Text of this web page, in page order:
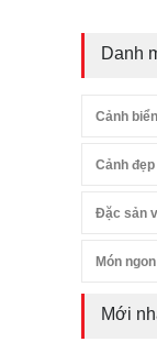
Danh
Cảnh
Cảnh
Đặc sản
Món ngon
Mới